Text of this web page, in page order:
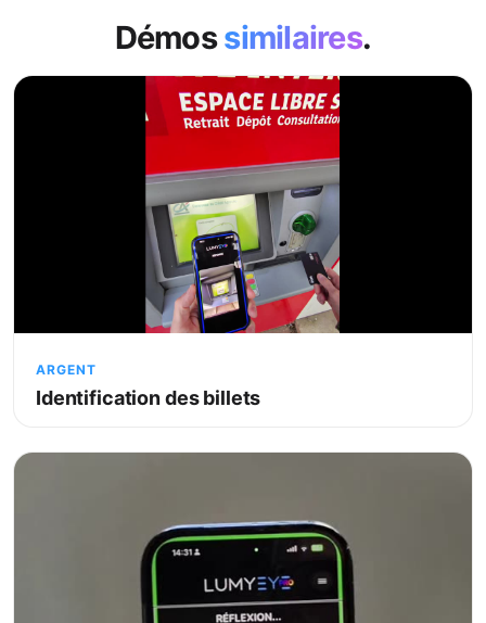
Démossimilaires.
ARGENT
Identification des billets